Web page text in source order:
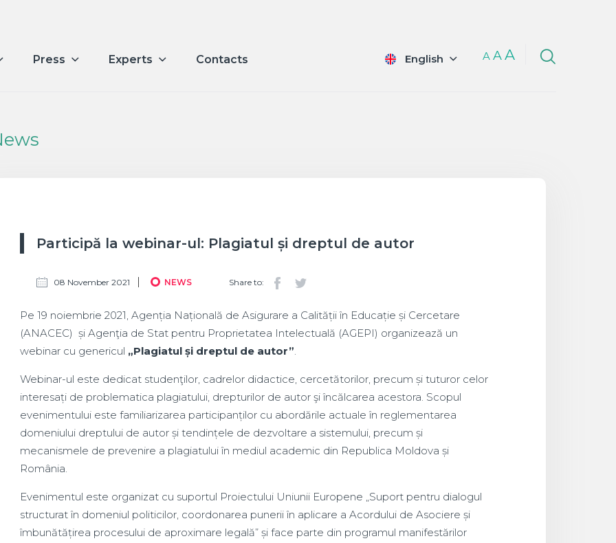
Press Experts Contacts A AA
English
Participă la webinar-ul: Plagiatul și dreptul de autor
08 November 2021 NEWS Share to:
Pe 19 noiembrie 2021, Agenția Națională de Asigurare a Calității în Educație și Cercetare
(ANACEC) și Agenţia de Stat pentru Proprietatea Intelectuală (AGEPI) organizează un
webinar cu genericul „Plagiatul și dreptul de autor”.
Webinar-ul este dedicat studenţilor, cadrelor didactice, cercetătorilor, precum și tuturor celor
interesați de problematica plagiatului, drepturilor de autor şi încălcarea acestora. Scopul
evenimentului este familiarizarea participanților cu abordările actuale în reglementarea
domeniului dreptului de autor și tendințele de dezvoltare a sistemului, precum și
mecanismele de prevenire a plagiatului în mediul academic din Republica Moldova și
România.
Evenimentul este organizat cu suportul Proiectului Uniunii Europene „Suport pentru dialogul
structurat în domeniul politicilor, coordonarea punerii în aplicare a Acordului de Asociere și
îmbunătățirea procesului de aproximare legală” și face parte din programul manifestărilor